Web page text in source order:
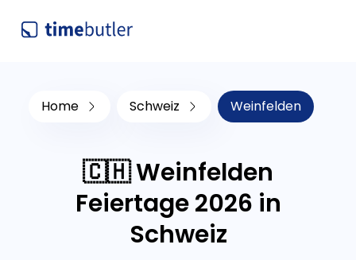
Home Schweiz Weinfelden
🇨🇭 Weinfelden
Feiertage 2026 in
Schweiz